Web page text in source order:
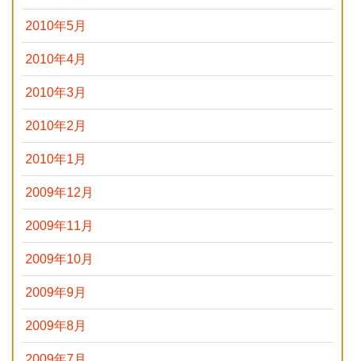
2010年5月
2010年4月
2010年3月
2010年2月
2010年1月
2009年12月
2009年11月
2009年10月
2009年9月
2009年8月